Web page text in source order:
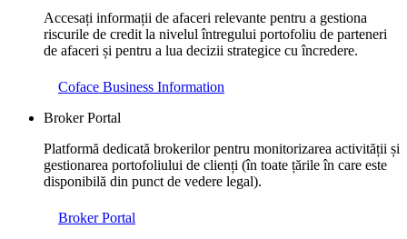
Accesați informații de afaceri relevante pentru a gestiona
riscurile de credit la nivelul întregului portofoliu de parteneri
de afaceri și pentru a lua decizii strategice cu încredere.
Coface Business Information
Broker Portal
Platformă dedicată brokerilor pentru monitorizarea activității și
gestionarea portofoliului de clienți (în toate țările în care este
disponibilă din punct de vedere legal).
Broker Portal